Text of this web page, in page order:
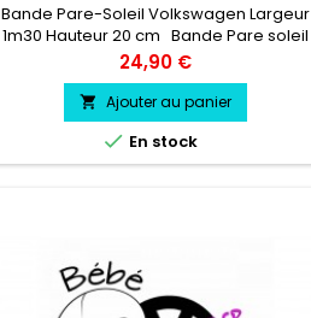
Bande Pare-Soleil Volkswagen Largeur
1m30 Hauteur 20 cm Bande Pare soleil
couleur au choix
Logo Volkswagen couleur au choix
Prix
24,90 €
 Ajouter au panier
 En stock